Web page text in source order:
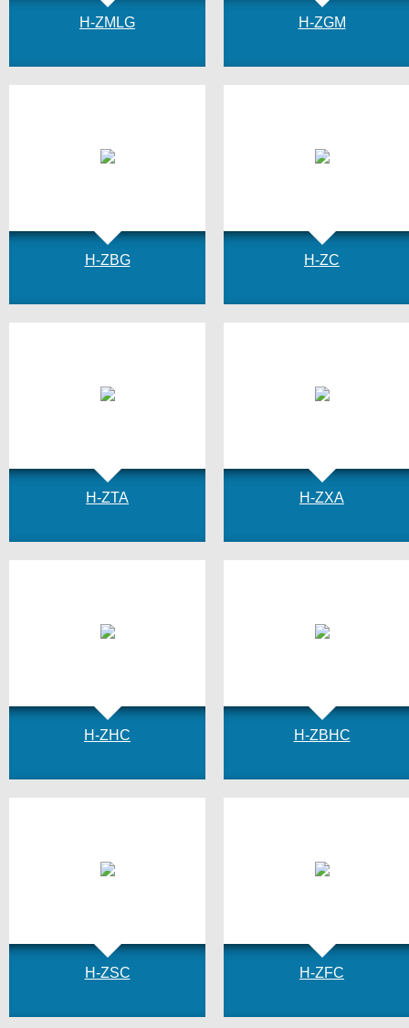
H-ZMLG H-ZGM
H-ZBG H-ZC
H-ZTA H-ZXA
H-ZHC H-ZBHC
H-ZSC H-ZFC